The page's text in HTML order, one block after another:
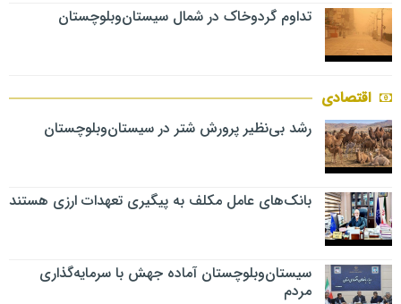
تداوم گردوخاک در شمال سیستان‌وبلوچستان
اقتصادی
رشد بی‌نظیر پرورش شتر در سیستان‌وبلوچستان
بانک‌های عامل مکلف به پیگیری تعهدات ارزی هستند
سیستان‌وبلوچستان آماده جهش با سرمایه‌گذاری
مردم